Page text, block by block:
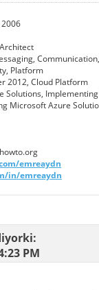
Platform
2012, Cloud Platform
Solutions,
Microsoft Azure
emreaydn
in/emreaydn
PM